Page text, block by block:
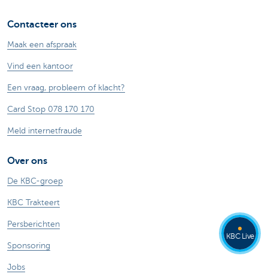
Contacteer ons
Maak een afspraak
Vind een kantoor
Een vraag, probleem of klacht?
Card Stop 078 170 170
Meld internetfraude
Over ons
De KBC-groep
KBC Trakteert
Persberichten
Sponsoring
Jobs
KBC Live